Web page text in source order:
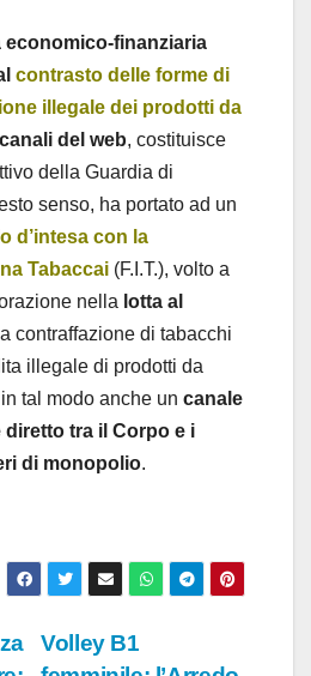
economico-finanziaria
contrasto delle forme di
illegale dei prodotti da
del web, costituisce
della Guardia di
senso, ha portato ad un
d’intesa con la
Tabaccai (F.I.T.), volto a
nella lotta al
contraffazione di tabacchi
illegale di prodotti da
tal modo anche un canale
tra il Corpo e i
di monopolio.
Volley B1